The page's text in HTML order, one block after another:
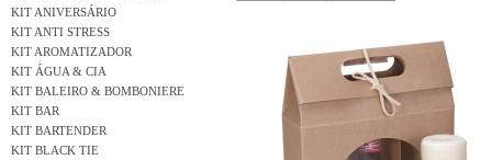
KIT ANIVERSÁRIO
KIT ANTI STRESS
KIT AROMATIZADOR
KIT ÁGUA & CIA
KIT BALEIRO & BOMBONIERE
KIT BAR
KIT BARTENDER
KIT BLACK TIE